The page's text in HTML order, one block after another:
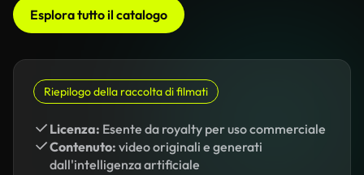
Esplora tutto il catalogo
Riepilogo della raccolta di filmati
Licenza: Esente da royalty per uso commerciale
Contenuto: video originali e generati
dall'intelligenza artificiale